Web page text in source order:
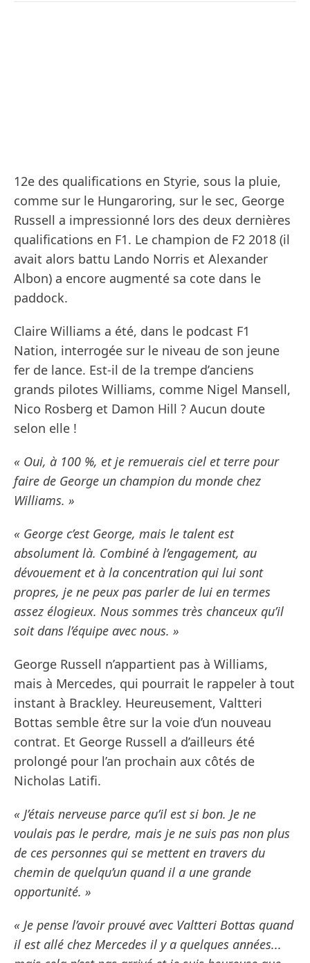
12e des qualifications en Styrie, sous la pluie,
comme sur le Hungaroring, sur le sec, George
Russell a impressionné lors des deux dernières
qualifications en F1. Le champion de F2 2018 (il
avait alors battu Lando Norris et Alexander
Albon) a encore augmenté sa cote dans le
paddock.
Claire Williams a été, dans le podcast F1
Nation, interrogée sur le niveau de son jeune
fer de lance. Est-il de la trempe d’anciens
grands pilotes Williams, comme Nigel Mansell,
Nico Rosberg et Damon Hill ? Aucun doute
selon elle !
« Oui, à 100 %, et je remuerais ciel et terre pour
faire de George un champion du monde chez
Williams. »
« George c’est George, mais le talent est
absolument là. Combiné à l’engagement, au
dévouement et à la concentration qui lui sont
propres, je ne peux pas parler de lui en termes
assez élogieux. Nous sommes très chanceux qu’il
soit dans l’équipe avec nous. »
George Russell n’appartient pas à Williams,
mais à Mercedes, qui pourrait le rappeler à tout
instant à Brackley. Heureusement, Valtteri
Bottas semble être sur la voie d’un nouveau
contrat. Et George Russell a d’ailleurs été
prolongé pour l’an prochain aux côtés de
Nicholas Latifi.
« J’étais nerveuse parce qu’il est si bon. Je ne
voulais pas le perdre, mais je ne suis pas non plus
de ces personnes qui se mettent en travers du
chemin de quelqu’un quand il a une grande
opportunité. »
« Je pense l’avoir prouvé avec Valtteri Bottas quand
il est allé chez Mercedes il y a quelques années...